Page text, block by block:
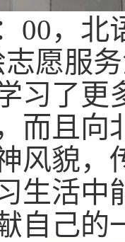
00，
愿服
习了更
而且向
风貌，
生活中
自己的